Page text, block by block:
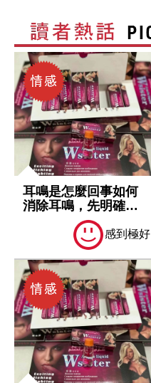
耳鳴是怎麼回事如何
消除耳鳴，先明確原
感到極好